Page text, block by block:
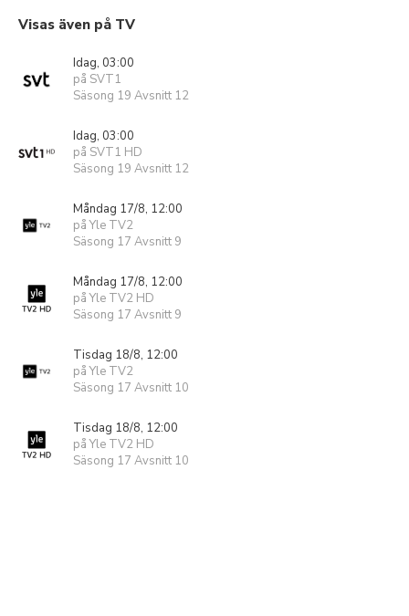
Visas även på TV
Idag, 03:00
på SVT1
Säsong 19 Avsnitt 12
Idag, 03:00
på SVT1 HD
Säsong 19 Avsnitt 12
Måndag 17/8, 12:00
på Yle TV2
Säsong 17 Avsnitt 9
Måndag 17/8, 12:00
på Yle TV2 HD
Säsong 17 Avsnitt 9
Tisdag 18/8, 12:00
på Yle TV2
Säsong 17 Avsnitt 10
Tisdag 18/8, 12:00
på Yle TV2 HD
Säsong 17 Avsnitt 10